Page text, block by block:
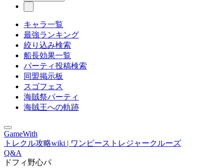
キャラ一覧
最強ランキング
絞り込み検索
船長効果一覧
パーティ投稿検索
同盟掲示板
スゴフェス
海賊祭パーティ
海賊王への軌跡
GameWith
トレクル攻略wiki | ワンピーストレジャークルーズ
Q&A
ドフィ野心パ